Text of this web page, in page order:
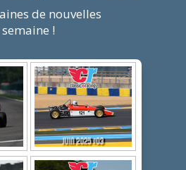
de nouvelles
!